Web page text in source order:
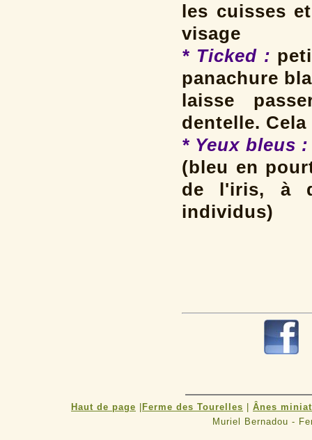
les cuisses
visage
* Ticked :
panachure
laisse
dentelle.
* Yeux bleus :
(bleu en
de l'iris, à
individus)
Haut de page Ferme des Tourelles
Ânes
Muriel Bernadou -